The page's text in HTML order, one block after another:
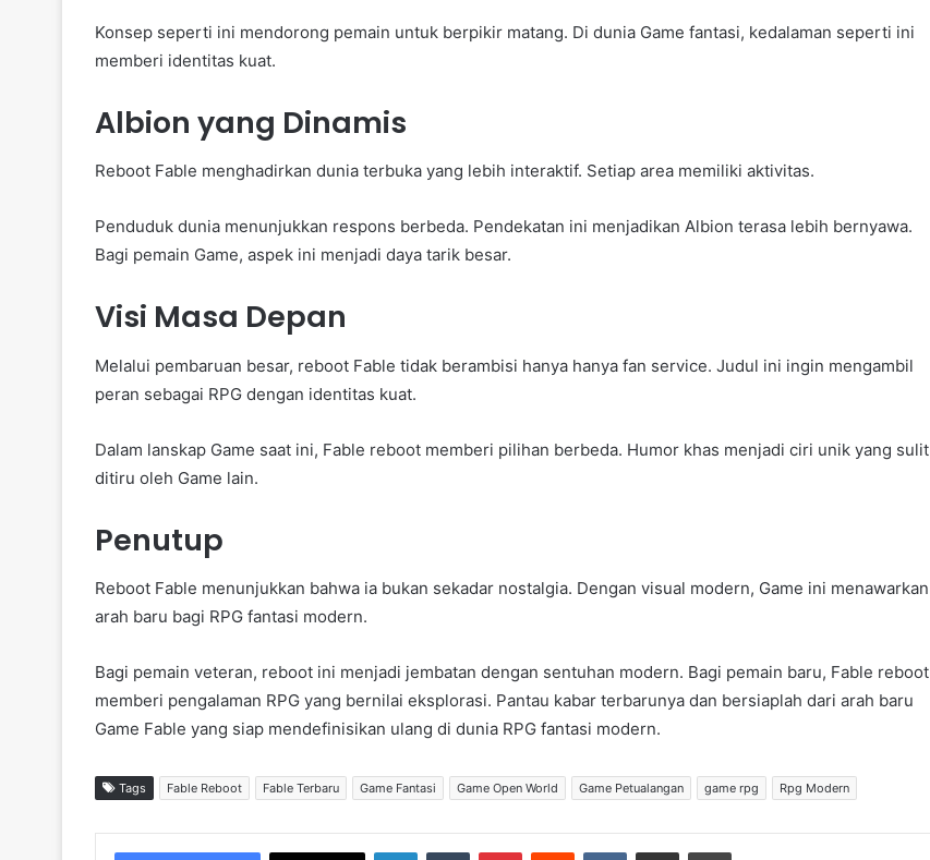
Konsep seperti ini mendorong pemain untuk berpikir matang. Di dunia Game fantasi, kedalaman seperti ini
memberi identitas kuat.
Albion yang Dinamis
Reboot Fable menghadirkan dunia terbuka yang lebih interaktif. Setiap area memiliki aktivitas.
Penduduk dunia menunjukkan respons berbeda. Pendekatan ini menjadikan Albion terasa lebih bernyawa.
Bagi pemain Game, aspek ini menjadi daya tarik besar.
Visi Masa Depan
Melalui pembaruan besar, reboot Fable tidak berambisi hanya hanya fan service. Judul ini ingin mengambil
peran sebagai RPG dengan identitas kuat.
Dalam lanskap Game saat ini, Fable reboot memberi pilihan berbeda. Humor khas menjadi ciri unik yang sulit
ditiru oleh Game lain.
Penutup
Reboot Fable menunjukkan bahwa ia bukan sekadar nostalgia. Dengan visual modern, Game ini menawarkan
arah baru bagi RPG fantasi modern.
Bagi pemain veteran, reboot ini menjadi jembatan dengan sentuhan modern. Bagi pemain baru, Fable reboot
memberi pengalaman RPG yang bernilai eksplorasi. Pantau kabar terbarunya dan bersiaplah dari arah baru
Game Fable yang siap mendefinisikan ulang di dunia RPG fantasi modern.
Tags Fable Reboot Fable Terbaru Game Fantasi Game Open World Game Petualangan game rpg Rpg Modern